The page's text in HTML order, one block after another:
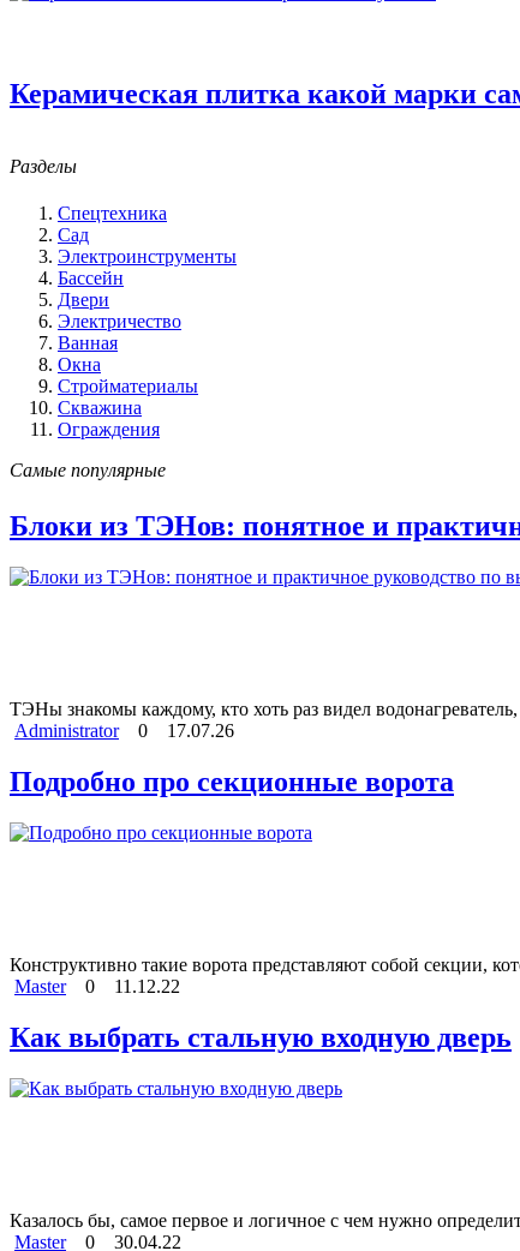
Керамическая плитка какой марки
Разделы
Спецтехника
Сад
Электроинструменты
Бассейн
Двери
Электричество
Ванная
Окна
Стройматериалы
Скважина
Ограждения
Самые популярные
Блоки из ТЭНов: понятное и
ТЭНы знакомы каждому, кто хоть раз видел
Administrator
0 17.07.26
Подробно про секционные ворота
Конструктивно такие ворота представляют собой секции,
Master
0 11.12.22
Как выбрать стальную входную дверь
Казалось бы, самое первое и логичное с чем нужно
Master
0 30.04.22